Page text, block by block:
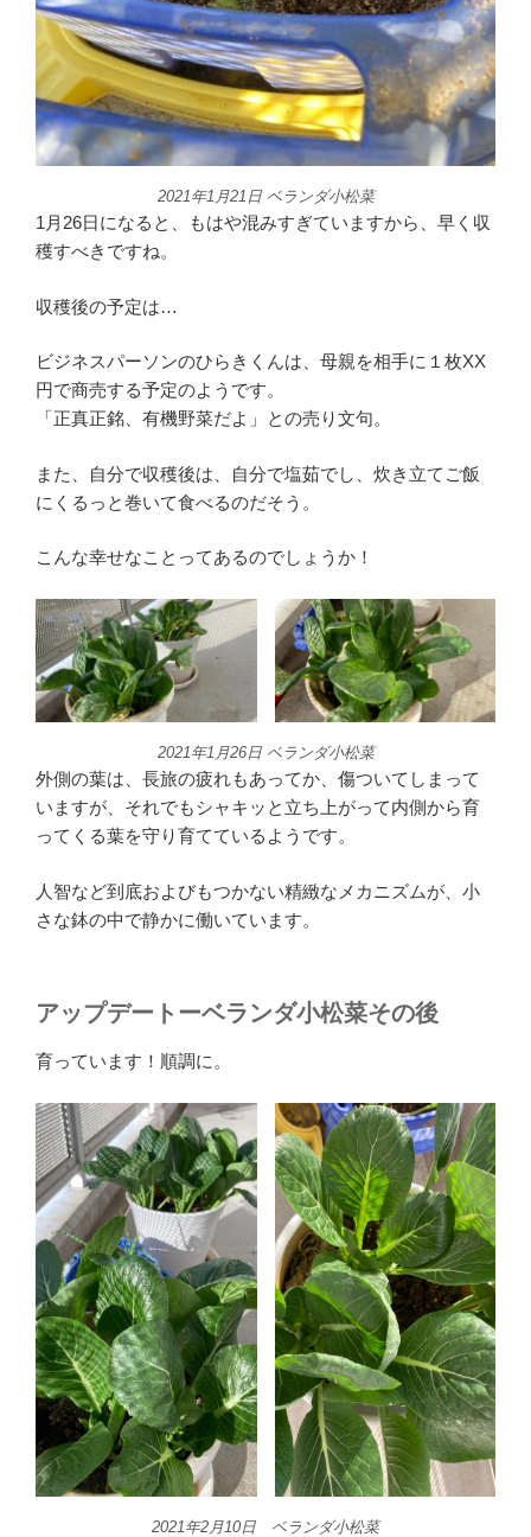
2021年1月21日 ベランダ小松菜
1月26日になると、もはや混みすぎていますから、早く収
穫すべきですね。
収穫後の予定は…
ビジネスパーソンのひらきくんは、母親を相手に１枚XX
円で商売する予定のようです。
「正真正銘、有機野菜だよ」との売り文句。
また、自分で収穫後は、自分で塩茹でし、炊き立てご飯
にくるっと巻いて食べるのだそう。
こんな幸せなことってあるのでしょうか！
2021年1月26日 ベランダ小松菜
外側の葉は、長旅の疲れもあってか、傷ついてしまって
いますが、それでもシャキッと立ち上がって内側から育
ってくる葉を守り育てているようです。
人智など到底およびもつかない精緻なメカニズムが、小
さな鉢の中で静かに働いています。
アップデートーベランダ小松菜その後
育っています！順調に。
2021年2月10日 ベランダ小松菜